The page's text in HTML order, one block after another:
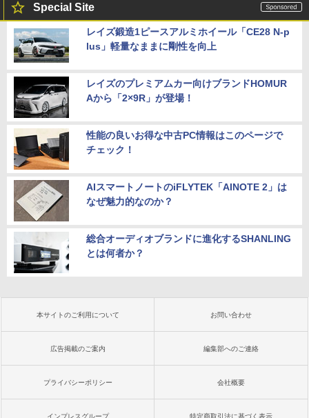
Special Site
レイズ鍛造1ピースアルミホイール「CE28 N-p
lus」軽量なままに剛性を向上
レイズのプレミアムカー向けブランドHOMUR
Aから「2×9R」が登場！
性能の良いお得な中古PC情報はこのページで
チェック！
AIスマートノートのiFLYTEK「AINOTE 2」は
なぜ魅力的なのか？
総合オーディオブランドに進化するSHANLING
とは何者か？
本サイトのご利用について お問い合わせ
広告掲載のご案内 編集部へのご連絡
プライバシーポリシー 会社概要
インプレスグループ 特定商取引法に基づく表示